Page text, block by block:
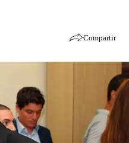
Compartir